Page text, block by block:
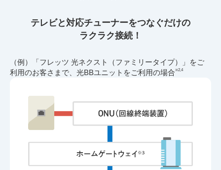
テレビと対応チューナーをつなぐだけの
ラクラク接続！
（例）「フレッツ 光ネクスト（ファミリータイプ）」をご
利用のお客さまで、光BBユニットをご利用の場合※2,4